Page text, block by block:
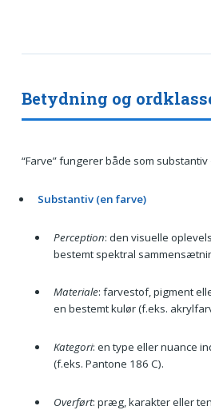
Betydning og
“Farve” fungerer både som
Substantiv (en farve)
Perception: den visuelle
bestemt spektral
Materiale: farvestof, pigment
en bestemt kulør (f.eks.
Kategori: en type eller nuance
(f.eks. Pantone 186 C).
Overført: præg, karakter eller